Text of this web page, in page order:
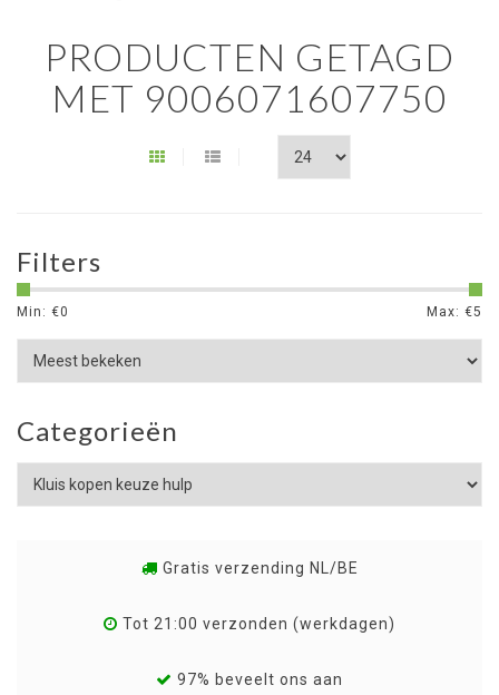
PRODUCTEN GETAGD
MET 9006071607750
Filters
Min: €0 Max: €5
Categorieën
Gratis verzending NL/BE
Tot 21:00 verzonden (werkdagen)
97% beveelt ons aan